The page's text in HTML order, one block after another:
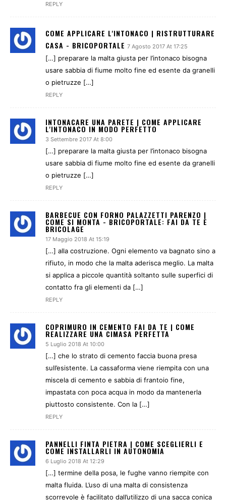
REPLY
COME APPLICARE L'INTONACO | RISTRUTTURARE
CASA - BRICOPORTALE 7 Agosto 2017 At 17:25
[…] preparare la malta giusta per l’intonaco bisogna
usare sabbia di fiume molto fine ed esente da granelli
o pietruzze […]
REPLY
INTONACARE UNA PARETE | COME APPLICARE
L'INTONACO IN MODO PERFETTO
3 Settembre 2017 At 8:00
[…] preparare la malta giusta per l’intonaco bisogna
usare sabbia di fiume molto fine ed esente da granelli
o pietruzze […]
REPLY
BARBECUE CON FORNO PALAZZETTI PARENZO |
COME SI MONTA - BRICOPORTALE: FAI DA TE E
BRICOLAGE
17 Maggio 2018 At 15:19
[…] alla costruzione. Ogni elemento va bagnato sino a
rifiuto, in modo che la malta aderisca meglio. La malta
si applica a piccole quantità soltanto sulle superfici di
contatto fra gli elementi da […]
REPLY
COPRIMURO IN CEMENTO FAI DA TE | COME
REALIZZARE UNA CIMASA PERFETTA
5 Luglio 2018 At 10:00
[…] che lo strato di cemento faccia buona presa
sull’esistente. La cassaforma viene riempita con una
miscela di cemento e sabbia di frantoio fine,
impastata con poca acqua in modo da mantenerla
piuttosto consistente. Con la […]
REPLY
PANNELLI FINTA PIETRA | COME SCEGLIERLI E
COME INSTALLARLI IN AUTONOMIA
6 Luglio 2018 At 12:29
[…] termine della posa, le fughe vanno riempite con
malta fluida. L’uso di una malta di consistenza
scorrevole è facilitato dall’utilizzo di una sacca conica